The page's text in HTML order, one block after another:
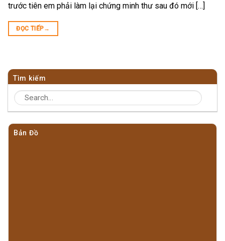
trước tiên em phải làm lại chứng minh thư sau đó mới […]
ĐỌC TIẾP→
Tìm kiếm
Bản Đồ